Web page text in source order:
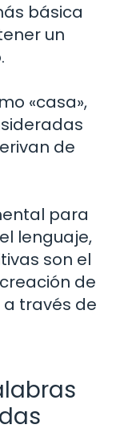
básica
un
«casa»,
de
para
lenguaje,
son el
de
través de